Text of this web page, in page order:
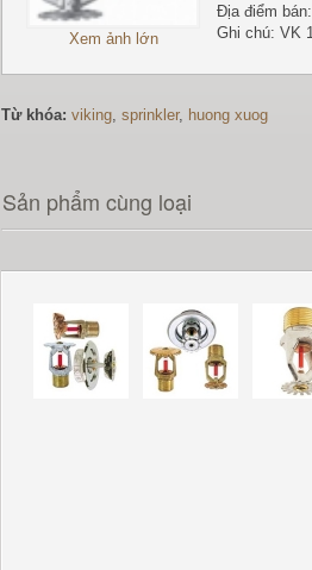
Xem ảnh lớn
Địa điểm
Ghi chú: VK
Từ khóa: viking, sprinkler, huong xuog
Sản phẩm cùng loại